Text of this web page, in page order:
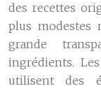
des recettes
plus modestes
grande
ingrédients.
utilisent des